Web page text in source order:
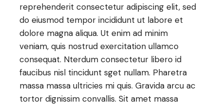
reprehenderit consectetur adipiscing elit, sed
do eiusmod tempor incididunt ut labore et
dolore magna aliqua. Ut enim ad minim
veniam, quis nostrud exercitation ullamco
consequat. Nterdum consectetur libero id
faucibus nisl tincidunt sget nullam. Pharetra
massa massa ultricies mi quis. Gravida arcu ac
tortor dignissim convallis. Sit amet massa